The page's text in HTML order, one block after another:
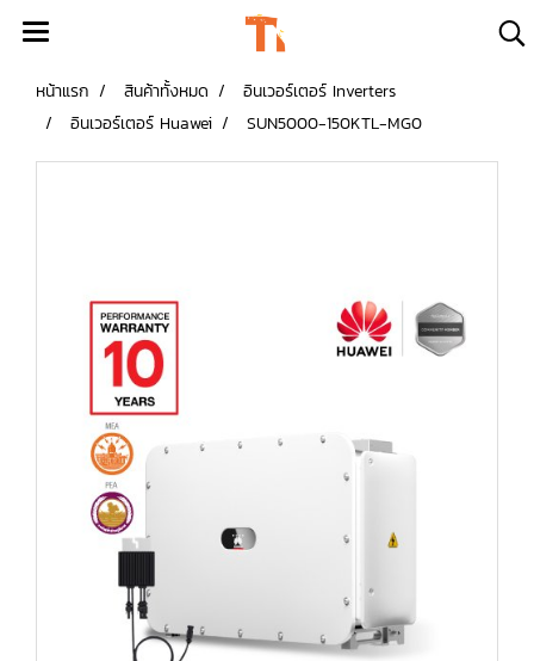
หน้าแรก สินค้าทั้งหมด
อินเวอร์เตอร์ Inverters
อินเวอร์เตอร์ Huawei
SUN5000-150KTL-MG0